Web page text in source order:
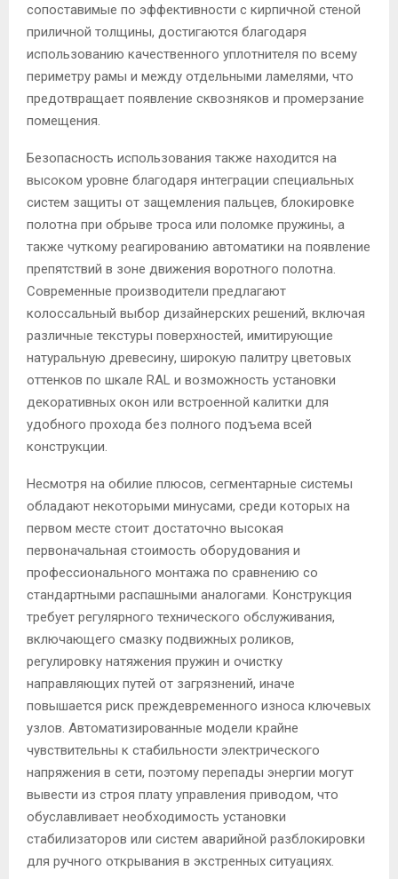
сопоставимые по эффективности с кирпичной стеной
приличной толщины, достигаются благодаря
использованию качественного уплотнителя по всему
периметру рамы и между отдельными ламелями, что
предотвращает появление сквозняков и промерзание
помещения.
Безопасность использования также находится на
высоком уровне благодаря интеграции специальных
систем защиты от защемления пальцев, блокировке
полотна при обрыве троса или поломке пружины, а
также чуткому реагированию автоматики на появление
препятствий в зоне движения воротного полотна.
Современные производители предлагают
колоссальный выбор дизайнерских решений, включая
различные текстуры поверхностей, имитирующие
натуральную древесину, широкую палитру цветовых
оттенков по шкале RAL и возможность установки
декоративных окон или встроенной калитки для
удобного прохода без полного подъема всей
конструкции.
Несмотря на обилие плюсов, сегментарные системы
обладают некоторыми минусами, среди которых на
первом месте стоит достаточно высокая
первоначальная стоимость оборудования и
профессионального монтажа по сравнению со
стандартными распашными аналогами. Конструкция
требует регулярного технического обслуживания,
включающего смазку подвижных роликов,
регулировку натяжения пружин и очистку
направляющих путей от загрязнений, иначе
повышается риск преждевременного износа ключевых
узлов. Автоматизированные модели крайне
чувствительны к стабильности электрического
напряжения в сети, поэтому перепады энергии могут
вывести из строя плату управления приводом, что
обуславливает необходимость установки
стабилизаторов или систем аварийной разблокировки
для ручного открывания в экстренных ситуациях.